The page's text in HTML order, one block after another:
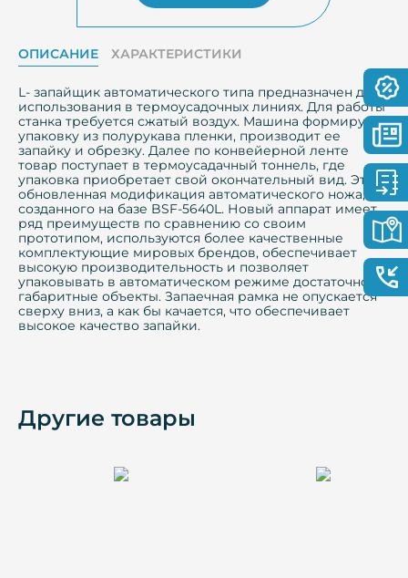
ОПИСАНИЕ ХАРАКТЕРИСТИКИ
L- запайщик автоматического типа предназначен для
использования в термоусадочных линиях. Для работы
станка требуется сжатый воздух. Машина формирует
упаковку из полурукава пленки, производит ее
запайку и обрезку. Далее по конвейерной ленте
товар поступает в термоусадачный тоннель, где
упаковка приобретает свой окончательный вид. Это
обновленная модификация автоматического ножа,
созданного на базе BSF-5640L. Новый аппарат имеет
ряд преимуществ по сравнению со своим
прототипом, используются более качественные
комплектующие мировых брендов, обеспечивает
высокую производительность и позволяет
упаковывать в автоматическом режиме достаточно
габаритные объекты. Запаечная рамка не опускается
сверху вниз, а как бы качается, что обеспечивает
высокое качество запайки.
Другие товары